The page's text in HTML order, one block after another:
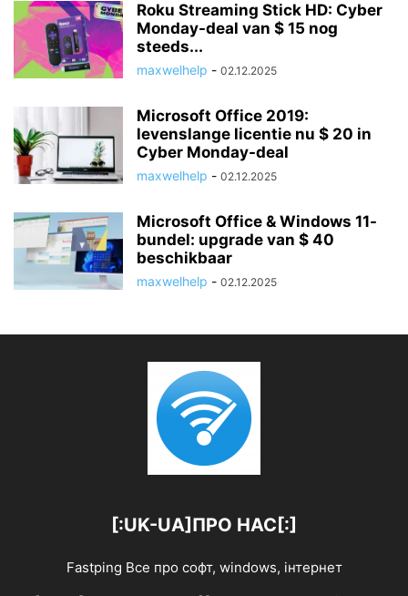
Roku Streaming Stick HD: Cyber
Monday-deal van $ 15 nog
steeds...
maxwelhelp - 02.12.2025
Microsoft Office 2019:
levenslange licentie nu $ 20 in
Cyber Monday-deal
maxwelhelp - 02.12.2025
Microsoft Office & Windows 11-
bundel: upgrade van $ 40
beschikbaar
maxwelhelp - 02.12.2025
[:UK-UA]ПРО НАС[:]
Fastping Все про софт, windows, інтернет